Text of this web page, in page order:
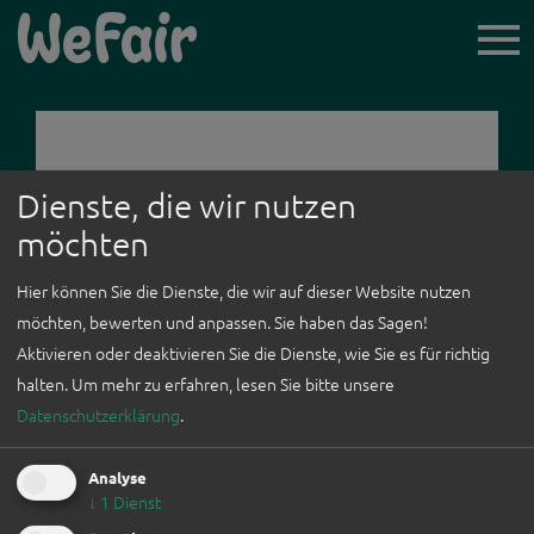
VORVERKAUF
ICH BIN BESUCHER*IN
AUSSTELLER*INNEN
NEWSLETTER
LINZ WOCHENENDE
Dienste, die wir nutzen
möchten
Hier können Sie die Dienste, die wir auf dieser Website nutzen
möchten, bewerten und anpassen. Sie haben das Sagen!
Aktivieren oder deaktivieren Sie die Dienste, wie Sie es für richtig
halten. Um mehr zu erfahren, lesen Sie bitte unsere
Datenschutzerklärung.
Analyse
↓ 1 Dienst